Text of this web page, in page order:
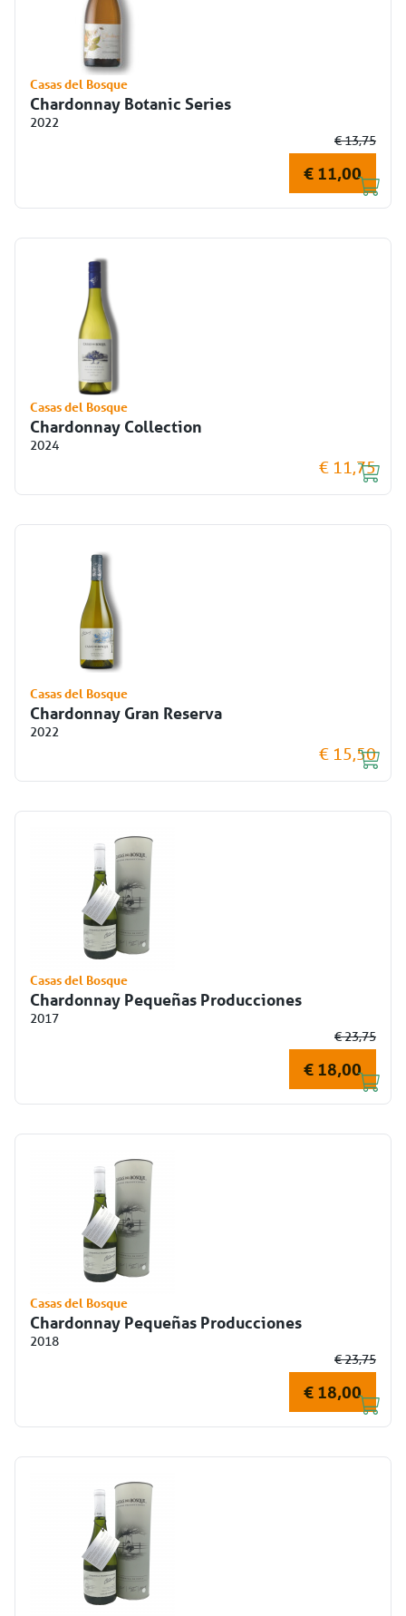
Casas del Bosque
Chardonnay Botanic Series
2022
€ 13,75
€ 11,00
Casas del Bosque
Chardonnay Collection
2024
€ 11,75
Casas del Bosque
Chardonnay Gran Reserva
2022
€ 15,50
Casas del Bosque
Chardonnay Pequeñas Producciones
2017
€ 23,75
€ 18,00
Casas del Bosque
Chardonnay Pequeñas Producciones
2018
€ 23,75
€ 18,00